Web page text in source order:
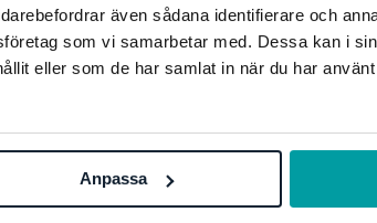
även sådana identifierare och
som vi samarbetar med. Dessa kan i
eller som de har samlat in när du har
Anpassa
sker. Hållbarhet går från att vara ett
del av affärens styrning.
to business steering